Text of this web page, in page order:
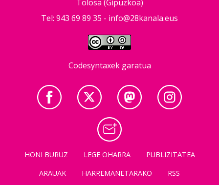
Tolosa (Gipuzkoa)
Tel: 943 69 89 35 - info@28kanala.eus
Codesyntaxek garatua
HONI BURUZ LEGE OHARRA
PUBLIZITATEA
ARAUAK
HARREMANETARAKO RSS